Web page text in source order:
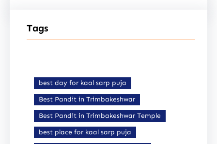
Tags
best day for kaal sarp puja
Best Pandit in Trimbakeshwar
Best Pandit in Trimbakeshwar Temple
best place for kaal sarp puja